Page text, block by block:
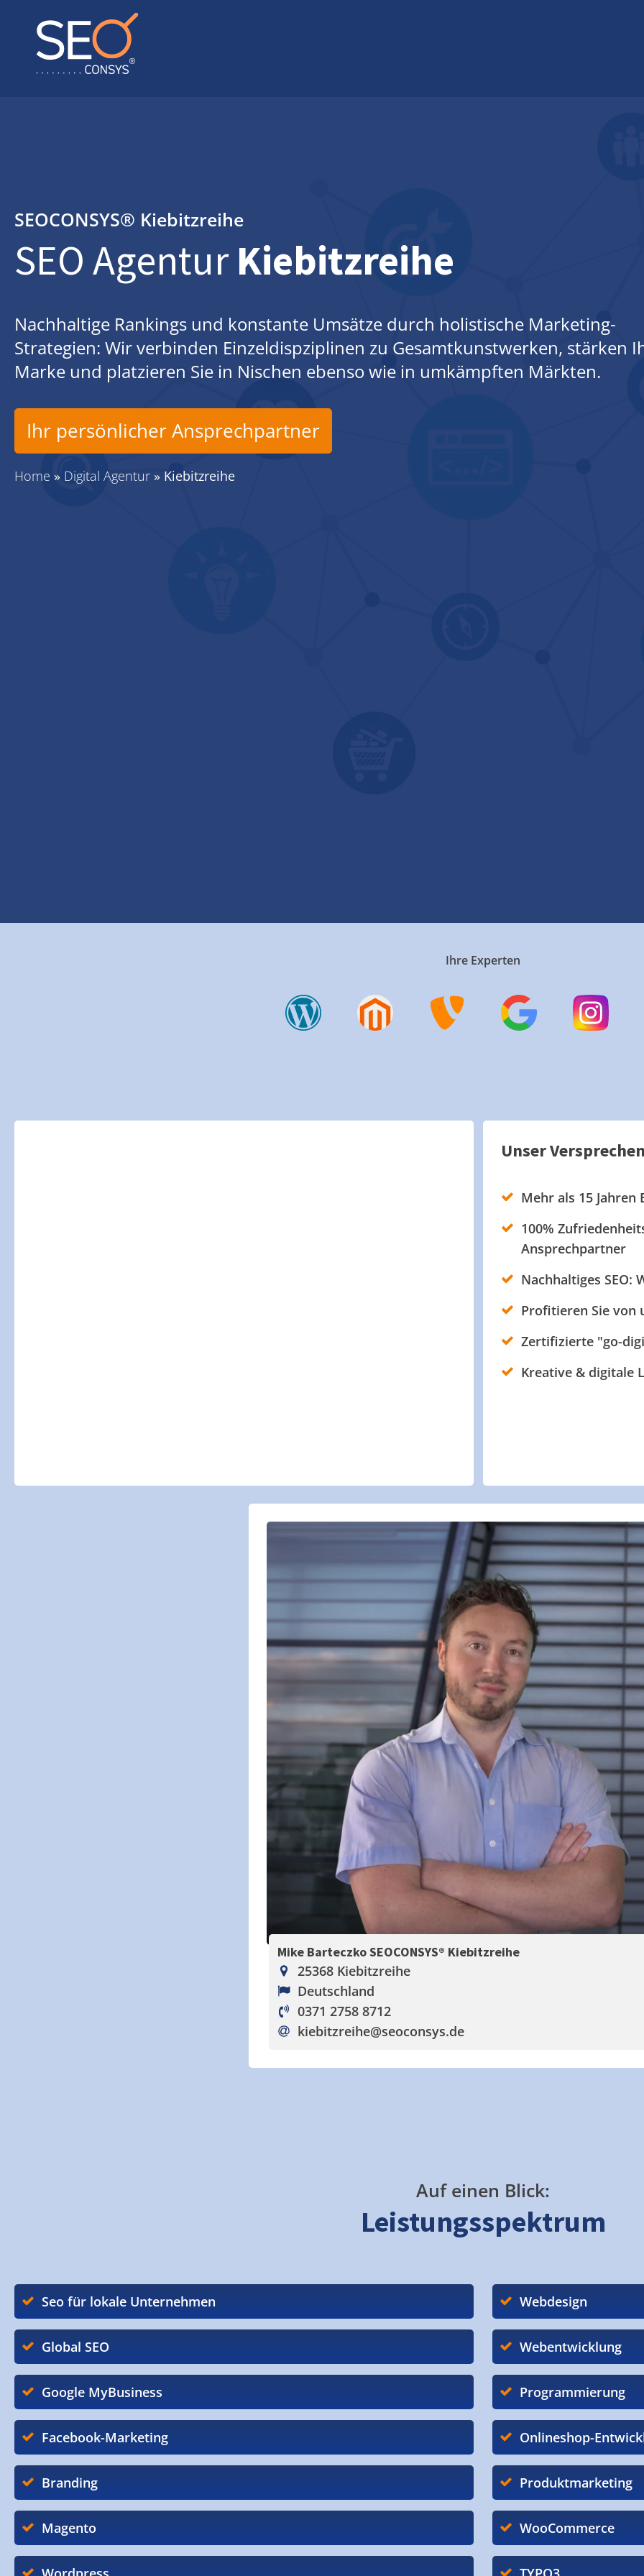
SEOCONSYS® Kiebitzreihe
SEO Agentur Kiebitzreihe
Nachhaltige Rankings und konstante Umsätze durch holistische Marketing-
Strategien: Wir verbinden Einzeldispziplinen zu Gesamtkunstwerken, stärken
Marke und platzieren Sie in Nischen ebenso wie in umkämpften Märkten.
Ihr persönlicher Ansprechpartner
Home » Digital Agentur » Kiebitzreihe
Ihre Experten
Unser
Mehr als 15
100%
Ansprechpartner
Nachhaltiges
Profitieren Sie von
Zertifizierte "go-
Kreative & digitale
Mike Barteczko SEOCONSYS® Kiebitzreihe
25368 Kiebitzreihe
Deutschland
0371 2758 8712
kiebitzreihe@seoconsys.de
Auf einen Blick:
Leistungsspektrum
Seo für lokale Unternehmen
Global SEO
Google MyBusiness
Facebook-Marketing
Branding
Magento
Webdesign
Webentwicklung
Programmierung
Onlineshop-
Produktmarketing
WooCommerce